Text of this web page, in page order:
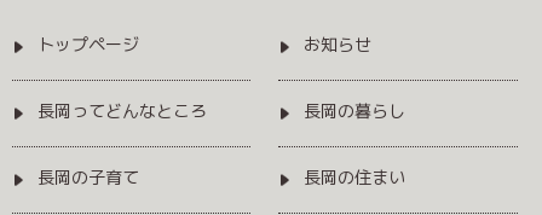
トップページ
長岡ってどんなところ
長岡の子育て
お知らせ
長岡の暮らし
長岡の住まい